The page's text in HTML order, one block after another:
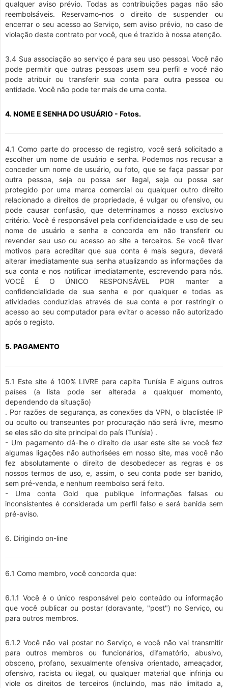
qualquer aviso prévio. Todas as contribuições pagas não são
reembolsáveis. Reservamo-nos o direito de suspender ou
encerrar o seu acesso ao Serviço, sem aviso prévio, no caso de
violação deste contrato por você, que é trazido à nossa atenção.
3.4 Sua associação ao serviço é para seu uso pessoal. Você não
pode permitir que outras pessoas usem seu perfil e você não
pode atribuir ou transferir sua conta para outra pessoa ou
entidade. Você não pode ter mais de uma conta.
4. NOME E SENHA DO USUÁRIO - Fotos.
4.1 Como parte do processo de registro, você será solicitado a
escolher um nome de usuário e senha. Podemos nos recusar a
conceder um nome de usuário, ou foto, que se faça passar por
outra pessoa, seja ou possa ser ilegal, seja ou possa ser
protegido por uma marca comercial ou qualquer outro direito
relacionado a direitos de propriedade, é vulgar ou ofensivo, ou
pode causar confusão, que determinamos a nosso exclusivo
critério. Você é responsável pela confidencialidade e uso de seu
nome de usuário e senha e concorda em não transferir ou
revender seu uso ou acesso ao site a terceiros. Se você tiver
motivos para acreditar que sua conta é mais segura, deverá
alterar imediatamente sua senha atualizando as informações da
sua conta e nos notificar imediatamente, escrevendo para nós.
VOCÊ É O ÚNICO RESPONSÁVEL POR manter a
confidencialidade de sua senha e por qualquer e todas as
atividades conduzidas através de sua conta e por restringir o
acesso ao seu computador para evitar o acesso não autorizado
após o registo.
5. PAGAMENTO
5.1 Este site é 100% LIVRE para capita Tunísia E alguns outros
países (a lista pode ser alterada a qualquer momento,
dependendo da situação)
. Por razões de segurança, as conexões da VPN, o blaclistée IP
ou oculto ou transeuntes por procuração não será livre, mesmo
se eles são do site principal do país (Tunísia) .
- Um pagamento dá-lhe o direito de usar este site se você fez
algumas ligações não authorisées em nosso site, mas você não
fez absolutamente o direito de desobedecer as regras e os
nossos termos de uso, e, assim, o seu conta pode ser banido,
sem pré-venda, e nenhum reembolso será feito.
- Uma conta Gold que publique informações falsas ou
inconsistentes é considerada um perfil falso e será banida sem
pré-aviso.
6. Dirigindo on-line
6.1 Como membro, você concorda que:
6.1.1 Você é o único responsável pelo conteúdo ou informação
que você publicar ou postar (doravante, "post") no Serviço, ou
para outros membros.
6.1.2 Você não vai postar no Serviço, e você não vai transmitir
para outros membros ou funcionários, difamatório, abusivo,
obsceno, profano, sexualmente ofensiva orientado, ameaçador,
ofensivo, racista ou ilegal, ou qualquer material que infrinja ou
viole os direitos de terceiros (incluindo, mas não limitado a,